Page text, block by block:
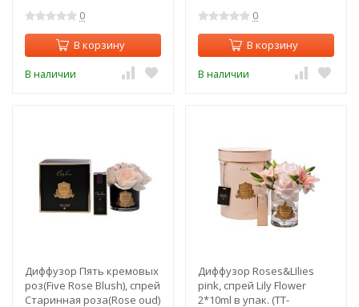
0
В корзину
В наличии
0
В корзину
В наличии
Диффузор Пять кремовых
роз(Five Rose Blush), спрей
Старинная роза(Rose oud)
Диффузор Roses&LIlies
pink, спрей Lily Flower
2*10ml в упак. (TT-